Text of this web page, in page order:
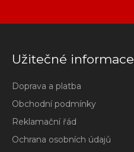
Užitečné informace
Doprava a platba
Obchodní podmínky
Reklamační řád
Ochrana osobních údajů